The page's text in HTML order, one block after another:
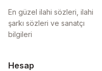
En güzel ilahi sözleri, ilahi
şarkı sözleri ve sanatçı
bilgileri
Hesap